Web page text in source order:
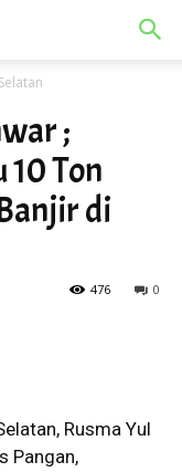
;
Ton
di
0
476
Rusma Yul
Pangan,